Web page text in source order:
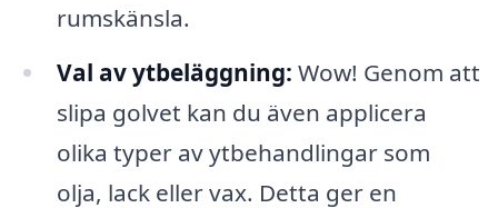
rumskänsla.
Val av ytbeläggning: Wow! Genom att
slipa golvet kan du även applicera
olika typer av ytbehandlingar som
olja, lack eller vax. Detta ger en